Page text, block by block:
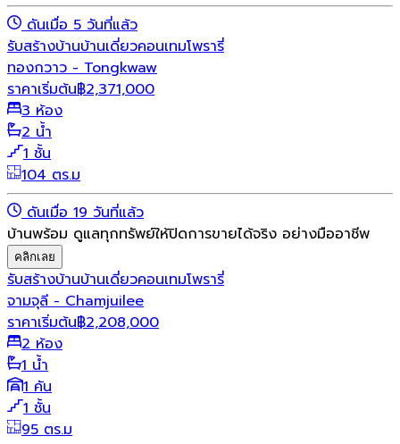
ดันเมื่อ 5 วันที่แล้ว
รับสร้างบ้านบ้านเดี่ยวคอนเทมโพรารี่
ทองกวาว - Tongkwaw
ราคาเริ่มต้น฿2,371,000
3 ห้อง
2 น้ำ
1 ชั้น
104 ตร.ม
ดันเมื่อ 19 วันที่แล้ว
บ้านพร้อม ดูแลทุกทรัพย์ให้ปิดการขายได้จริง อย่างมืออาชีพ
คลิกเลย
รับสร้างบ้านบ้านเดี่ยวคอนเทมโพรารี่
จามจุลี - Chamjuilee
ราคาเริ่มต้น฿2,208,000
2 ห้อง
1 น้ำ
1 คัน
1 ชั้น
95 ตร.ม